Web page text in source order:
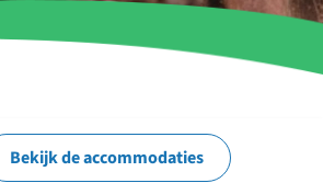
Bekijk de accommodaties